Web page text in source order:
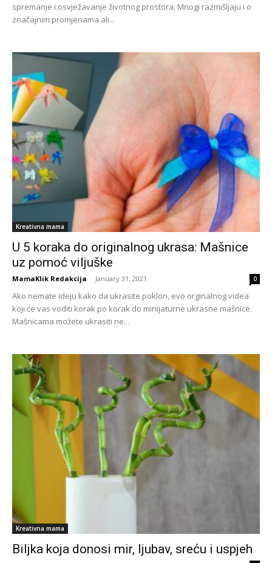
spremanje i osvježavanje životnog prostora. Mnogi razmišljaju i o
značajnim promjenama ali...
Kreativna mama
U 5 koraka do originalnog ukrasa: Mašnice
uz pomoć viljuške
MamaKlik Redakcija - January 31, 2021 0
Ako nemate ideju kako da ukrasite poklon, evo orginalnog videa
koji će vas voditi korak po korak do minijaturne ukrasne mašnice.
Mašnicama možete ukrasiti ne...
Kreativna mama
Biljka koja donosi mir, ljubav, sreću i uspjeh